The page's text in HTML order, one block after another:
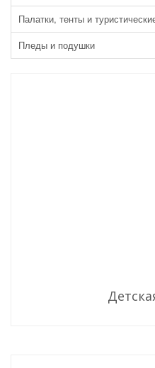
Палатки, тенты и
Пледы и подушки